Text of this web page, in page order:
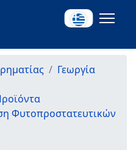
Γεωργία
Φυτοπροστατευτικών